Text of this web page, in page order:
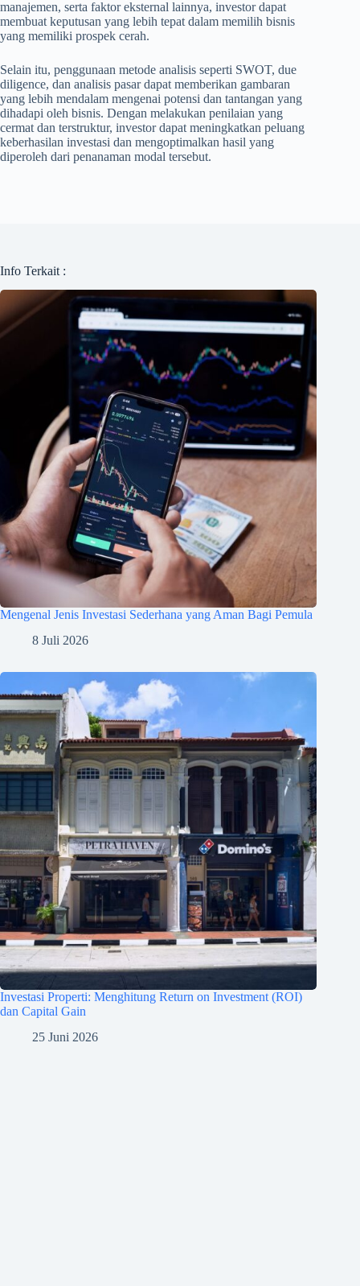
manajemen, serta faktor eksternal lainnya, investor dapat
membuat keputusan yang lebih tepat dalam memilih bisnis
yang memiliki prospek cerah.
Selain itu, penggunaan metode analisis seperti SWOT, due
diligence, dan analisis pasar dapat memberikan gambaran
yang lebih mendalam mengenai potensi dan tantangan yang
dihadapi oleh bisnis. Dengan melakukan penilaian yang
cermat dan terstruktur, investor dapat meningkatkan peluang
keberhasilan investasi dan mengoptimalkan hasil yang
diperoleh dari penanaman modal tersebut.
Info Terkait :
Mengenal Jenis Investasi Sederhana yang Aman Bagi Pemula
8 Juli 2026
Investasi Properti: Menghitung Return on Investment (ROI)
dan Capital Gain
25 Juni 2026